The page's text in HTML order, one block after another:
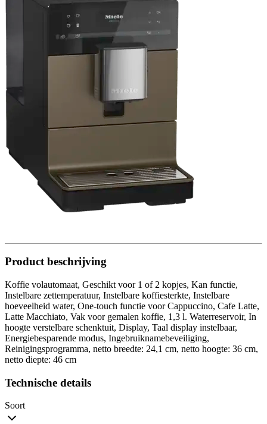
Product beschrijving
Koffie volautomaat, Geschikt voor 1 of 2 kopjes, Kan functie,
Instelbare zettemperatuur, Instelbare koffiesterkte, Instelbare
hoeveelheid water, One-touch functie voor Cappuccino, Cafe Latte,
Latte Macchiato, Vak voor gemalen koffie, 1,3 l. Waterreservoir, In
hoogte verstelbare schenktuit, Display, Taal display instelbaar,
Energiebesparende modus, Ingebruiknamebeveiliging,
Reinigingsprogramma, netto breedte: 24,1 cm, netto hoogte: 36 cm,
netto diepte: 46 cm
Technische details
Soort